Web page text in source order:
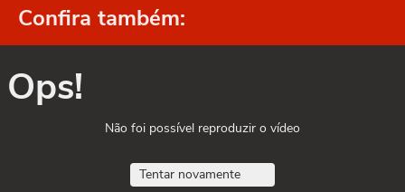
Confira também:
Ops!
Não foi possível reproduzir o vídeo
Tentar novamente